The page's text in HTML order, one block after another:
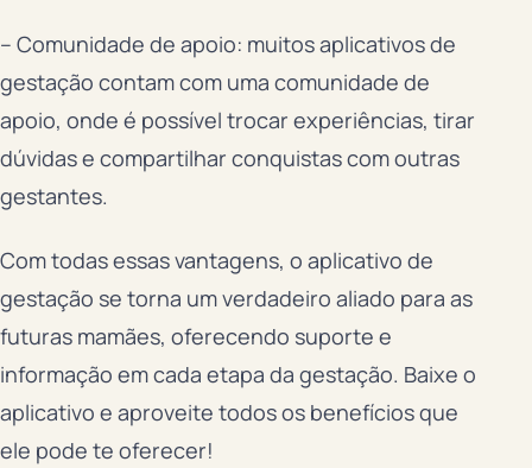
– Comunidade de apoio: muitos aplicativos de
gestação contam com uma comunidade de
apoio, onde é possível trocar experiências, tirar
dúvidas e compartilhar conquistas com outras
gestantes.
Com todas essas vantagens, o aplicativo de
gestação se torna um verdadeiro aliado para as
futuras mamães, oferecendo suporte e
informação em cada etapa da gestação. Baixe o
aplicativo e aproveite todos os benefícios que
ele pode te oferecer!